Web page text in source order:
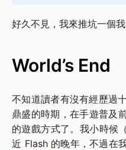
好久不見，我來推坑一個我
World’s End
不知道讀者有沒有經歷過
鼎盛的時期，在手遊普及
的遊戲方式了。我小時候
近 Flash 的晚年，不過在